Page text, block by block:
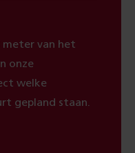
meter van het
onze
welke
gepland staan.